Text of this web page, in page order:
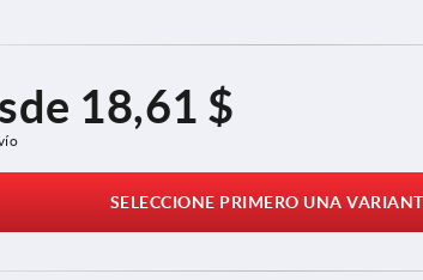
18,61 $
SELECCIONE PRIMERO UNA